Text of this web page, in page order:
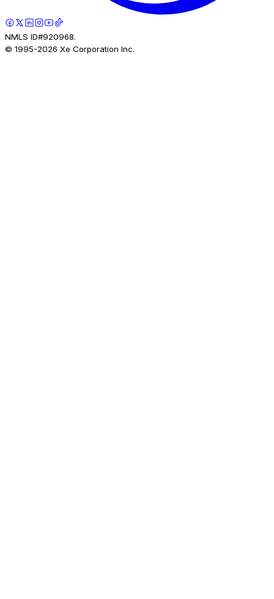
NMLS ID#920968.
© 1995-2026 Xe Corporation Inc.